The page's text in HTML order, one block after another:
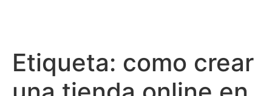
Etiqueta: como crear